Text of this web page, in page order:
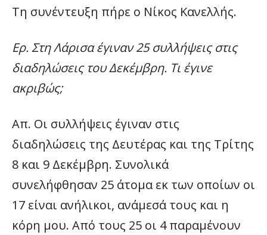
Τη συνέντευξη πήρε ο Νίκος Κανελλής.
Ερ. Στη Λάρισα έγιναν 25 συλλήψεις στις
διαδηλώσεις του Δεκέμβρη. Τι έγινε
ακριβώς;
Απ. Οι συλλήψεις έγιναν στις
διαδηλώσεις της Δευτέρας και της Τρίτης
8 και 9 Δεκέμβρη. Συνολικά
συνελήφθησαν 25 άτομα εκ των οποίων οι
17 είναι ανήλικοι, ανάμεσά τους και η
κόρη μου. Από τους 25 οι 4 παραμένουν